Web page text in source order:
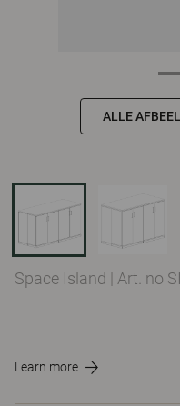
ALLE
Space Island | Art. no
Learn more